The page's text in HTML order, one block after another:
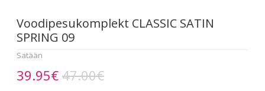
Voodipesukomplekt CLASSIC SATIN
SPRING 09
Satään
39.95€ 47.00€